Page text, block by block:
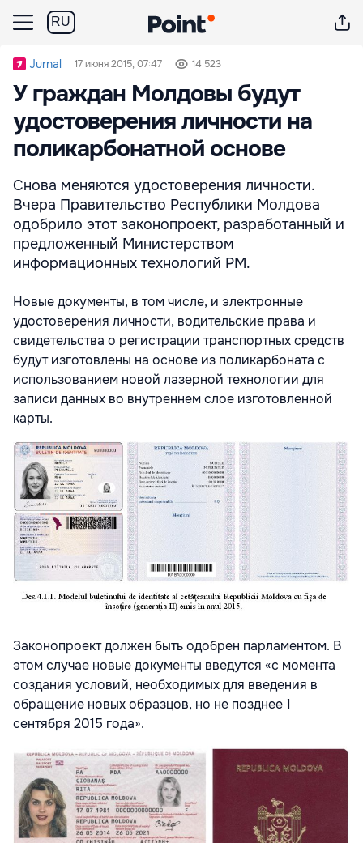
RU
Jurnal 17 июня 2015, 07:47 14 523
У граждан Молдовы будут
удостоверения личности на
поликарбонатной основе
Снова меняются удостоверения личности.
Вчера Правительство Республики Молдова
одобрило этот законопроект, разработанный и
предложенный Министерством
информационных технологий РМ.
Новые документы, в том числе, и электронные
удостоверения личности, водительские права и
свидетельства о регистрации транспортных средств
будут изготовлены на основе из поликарбоната с
использованием новой лазерной технологии для
записи данных во внутреннем слое изготовленной
карты.
Законопроект должен быть одобрен парламентом. В
этом случае новые документы введутся «с момента
создания условий, необходимых для введения в
обращение новых образцов, но не позднее 1
сентября 2015 года».